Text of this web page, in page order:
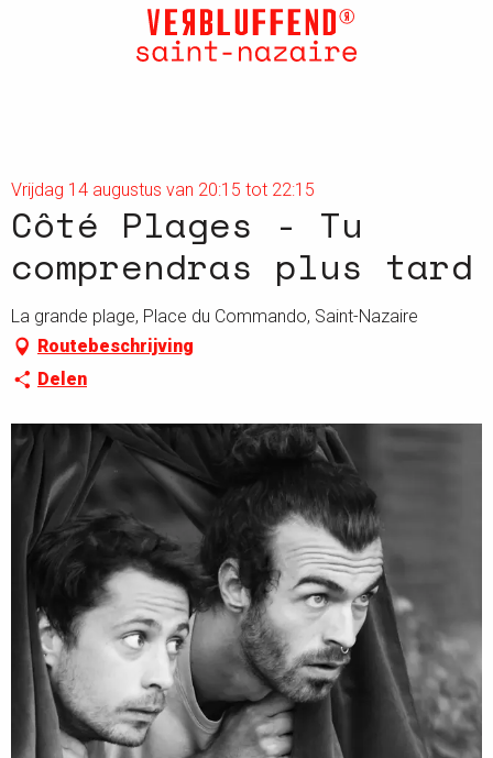
Vrijdag 14 augustus van 20:15 tot 22:15
Côté Plages - Tu
comprendras plus tard
La grande plage, Place du Commando, Saint-Nazaire
Routebeschrijving
Delen